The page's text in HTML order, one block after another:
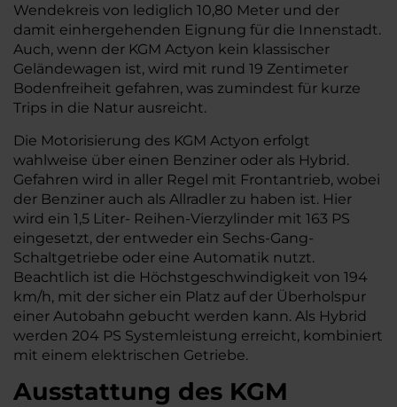
Wendekreis von lediglich 10,80 Meter und der
damit einhergehenden Eignung für die Innenstadt.
Auch, wenn der KGM Actyon kein klassischer
Geländewagen ist, wird mit rund 19 Zentimeter
Bodenfreiheit gefahren, was zumindest für kurze
Trips in die Natur ausreicht.
Die Motorisierung des KGM Actyon erfolgt
wahlweise über einen Benziner oder als Hybrid.
Gefahren wird in aller Regel mit Frontantrieb, wobei
der Benziner auch als Allradler zu haben ist. Hier
wird ein 1,5 Liter- Reihen-Vierzylinder mit 163 PS
eingesetzt, der entweder ein Sechs-Gang-
Schaltgetriebe oder eine Automatik nutzt.
Beachtlich ist die Höchstgeschwindigkeit von 194
km/h, mit der sicher ein Platz auf der Überholspur
einer Autobahn gebucht werden kann. Als Hybrid
werden 204 PS Systemleistung erreicht, kombiniert
mit einem elektrischen Getriebe.
Ausstattung des KGM